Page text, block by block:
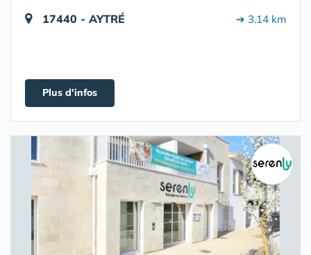
17440 - AYTRÉ ➔ 3.14 km
Plus d'infos